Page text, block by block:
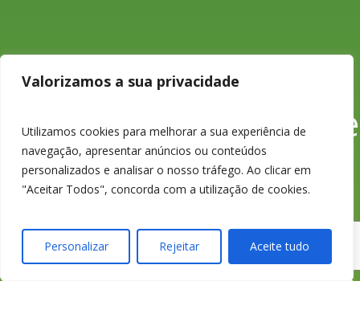
Valorizamos a sua privacidade
Utilizamos cookies para melhorar a sua experiência de
navegação, apresentar anúncios ou conteúdos
personalizados e analisar o nosso tráfego. Ao clicar em
"Aceitar Todos", concorda com a utilização de cookies.
Personalizar Rejeitar Aceite tudo
233 426 925
Chamada para a rede
fixa nacional